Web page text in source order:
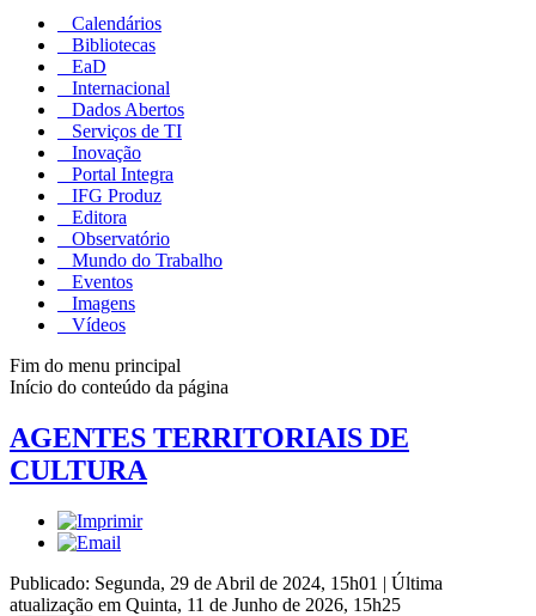
Calendários
Bibliotecas
EaD
Internacional
Dados Abertos
Serviços de TI
Inovação
Portal Integra
IFG Produz
Editora
Observatório
Mundo do Trabalho
Eventos
Imagens
Vídeos
Fim do menu principal
Início do conteúdo da página
AGENTES TERRITORIAIS DE
CULTURA
Publicado: Segunda, 29 de Abril de 2024, 15h01 | Última
atualização em Quinta, 11 de Junho de 2026, 15h25